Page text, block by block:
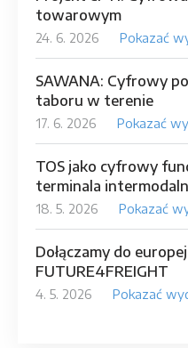
towarowym
24. 6. 2026 Pokazać
SAWANA: Cyfrowy
taboru w terenie
17. 6. 2026 Pokazać
TOS jako cyfrowy
terminala
18. 5. 2026 Pokazać
Dołączamy do
FUTURE4FREIGHT
4. 5. 2026 Pokazać